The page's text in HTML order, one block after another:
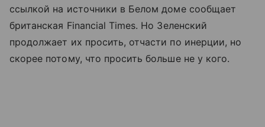
ссылкой на источники в Белом доме сообщает
британская Financial Times. Но Зеленский
продолжает их просить, отчасти по инерции, но
скорее потому, что просить больше не у кого.